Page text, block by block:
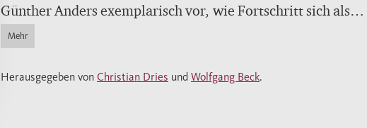
Günther Anders exemplarisch vor, wie Fortschritt sich als
«Wettrennen in den Abgrund» entpuppt und wie die
Apokalypseblindheit unserer Zeit deren Zukunft
selbstzerstörerisch ruiniert. Paolis pointierte «Denkformen in
Mehr
Herausgegeben von Christian Dries und Wolfgang Beck.